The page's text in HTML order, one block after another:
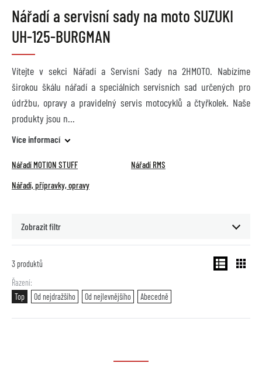
Nářadí a servisní sady na moto SUZUKI
UH-125-BURGMAN
Vítejte v sekci Nářadí a Servisní Sady na 2HMOTO. Nabízíme
širokou škálu nářadí a speciálních servisních sad určených pro
údržbu, opravy a pravidelný servis motocyklů a čtyřkolek. Naše
produkty jsou n
Více informací
Nářadí MOTION STUFF
Nářadí RMS
Nářadí, přípravky, opravy
Zobrazit filtr
3 produktů
Řazení
Top
Od nejdražšího Od nejlevnějšího Abecedně